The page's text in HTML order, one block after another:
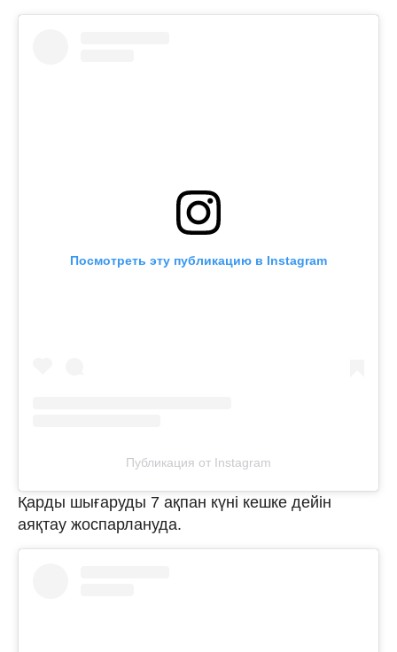
Посмотреть эту публикацию в Instagram
Публикация от Instagram
Қарды шығаруды 7 ақпан күні кешке дейін
аяқтау жоспарлануда.